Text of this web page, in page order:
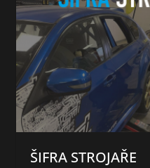
ŠIFRA STROJAŘE